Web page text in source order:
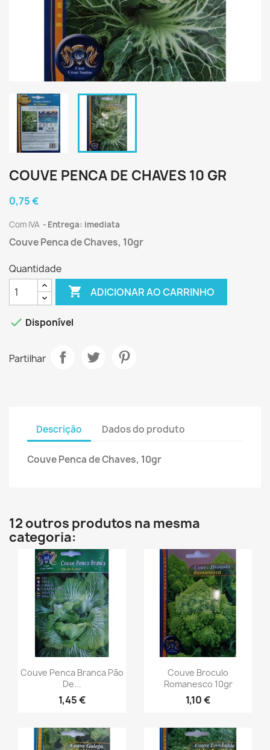
COUVE PENCA DE CHAVES 10 GR
0,75 €
Com IVA Entrega: imediata
Couve Penca de Chaves, 10gr
Quantidade
 ADICIONAR AO CARRINHO
 Disponível
Partilhar
Descrição Dados do produto
Couve Penca de Chaves, 10gr
12 outros produtos na mesma
categoria:
Couve Penca Branca Pão
De...
1,45 €
Couve Broculo
Romanesco 10gr
1,10 €